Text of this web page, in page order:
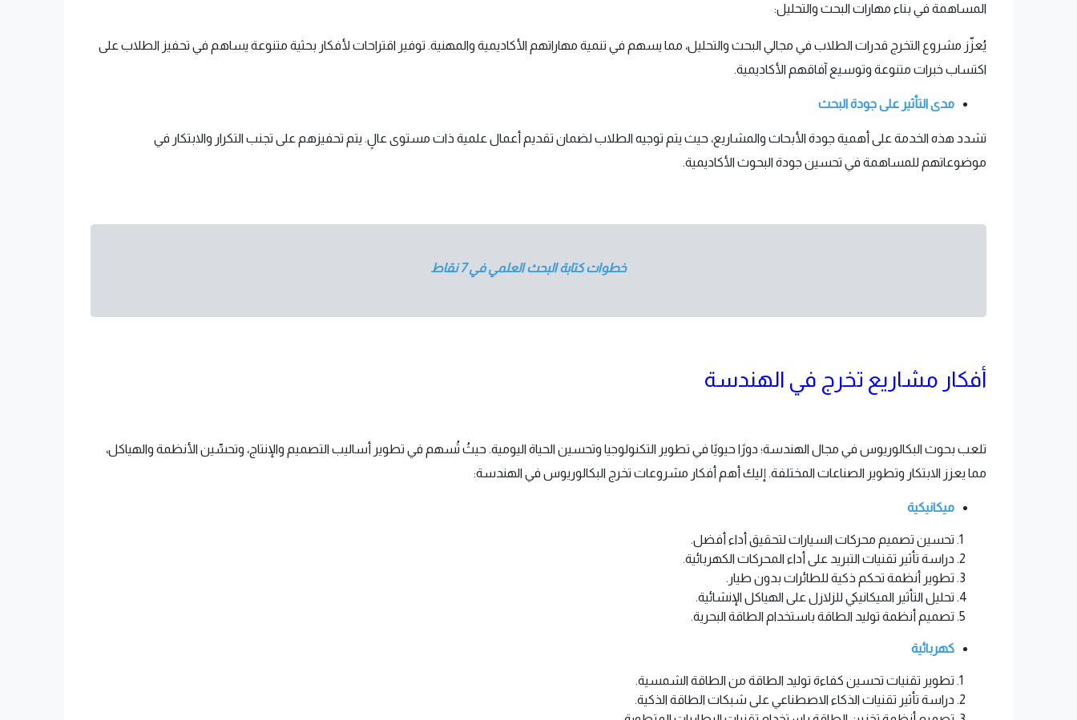
المساهمة في بناء مهارات البحث والتحليل:
يُعزّز مشروع التخرج قدرات الطلاب في مجالي البحث والتحليل، مما يسهم في تنمية مهاراتهم الأكاديمية والمهنية. توفير اقتراحات لأفكار بحثية متنوعة يساهم في تحفيز الطلاب على
اكتساب خبرات متنوعة وتوسيع آفاقهم الأكاديمية.
مدى التأثير على جودة البحث
تشدد هذه الخدمة على أهمية جودة الأبحاث والمشاريع، حيث يتم توجيه الطلاب لضمان تقديم أعمال علمية ذات مستوى عالٍ. يتم تحفيزهم على تجنب التكرار والابتكار في
موضوعاتهم للمساهمة في تحسين جودة البحوث الأكاديمية.
خطوات كتابة البحث العلمي في 7 نقاط
أفكار مشاريع تخرج في الهندسة
تلعب بحوث البكالوريوس في مجال الهندسة؛ دورًا حيويًا في تطوير التكنولوجيا وتحسين الحياة اليومية. حيثُ تُسهم في تطوير أساليب التصميم والإنتاج، وتحسِّين الأنظمة والهياكل،
مما يعزز الابتكار وتطوير الصناعات المختلفة. إليك أهم أفكار مشروعات تخرج البكالوريوس في الهندسة:
ميكانيكية
تحسين تصميم محركات السيارات لتحقيق أداء أفضل.
دراسة تأثير تقنيات التبريد على أداء المحركات الكهربائية.
تطوير أنظمة تحكم ذكية للطائرات بدون طيار.
تحليل التأثير الميكانيكي للزلازل على الهياكل الإنشائية.
تصميم أنظمة توليد الطاقة باستخدام الطاقة البحرية.
كهربائية
تطوير تقنيات تحسين كفاءة توليد الطاقة من الطاقة الشمسية.
دراسة تأثير تقنيات الذكاء الاصطناعي على شبكات الطاقة الذكية.